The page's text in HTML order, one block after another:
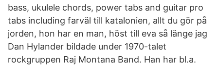
bass, ukulele chords, power tabs and guitar pro
tabs including farväl till katalonien, allt du gör på
jorden, hon har en man, höst till eva så länge jag
Dan Hylander bildade under 1970-talet
rockgruppen Raj Montana Band. Han har bl.a.